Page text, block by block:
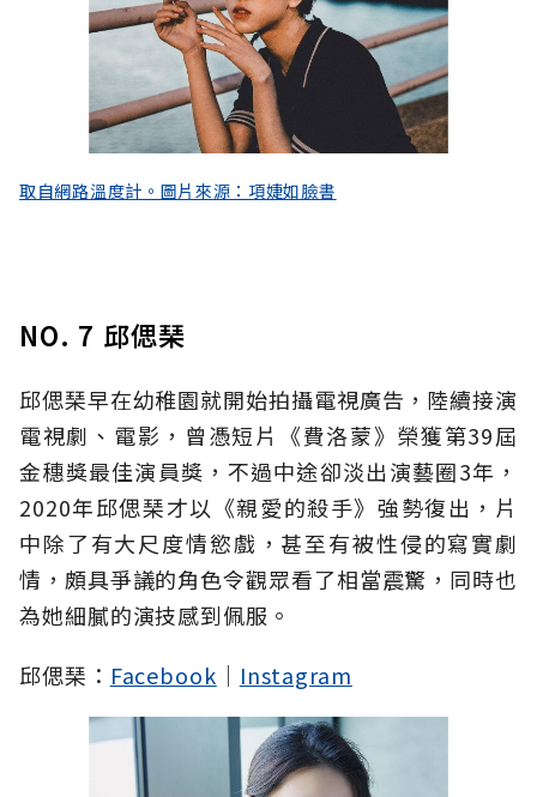
取自網路溫度計。圖片來源：項婕如臉書
NO. 7 邱偲琹
邱偲琹早在幼稚園就開始拍攝電視廣告，陸續接演
電視劇、電影，曾憑短片《費洛蒙》榮獲第39屆
金穗獎最佳演員獎，不過中途卻淡出演藝圈3年，
2020年邱偲琹才以《親愛的殺手》強勢復出，片
中除了有大尺度情慾戲，甚至有被性侵的寫實劇
情，頗具爭議的角色令觀眾看了相當震驚，同時也
為她細膩的演技感到佩服。
邱偲琹： Facebook ｜ Instagram